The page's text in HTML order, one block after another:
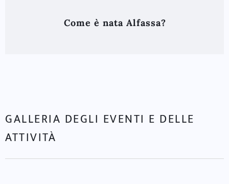
Come è nata Alfassa?
GALLERIA DEGLI EVENTI E DELLE
ATTIVITÀ